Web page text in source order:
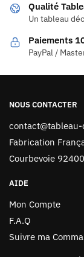
Qualité
Un tableau
Paiements
PayPal /
NOUS CONTACTER
Fabrication
Courbevoie 92400
AIDE
Mon Compte
F.A.Q
Suivre ma